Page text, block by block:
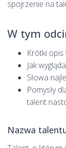
spojrzenie na
W tym
Krótki opis
Jak
Słowa
Pomysły
talent
Nazwa